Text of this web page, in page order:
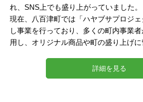
れ、SNS上でも盛り上がっていました。
現在、八百津町では「ハヤブサプロジ
し事業を行っており、多くの町内事業
用し、オリジナル商品や町の盛り上げに
詳細を見る